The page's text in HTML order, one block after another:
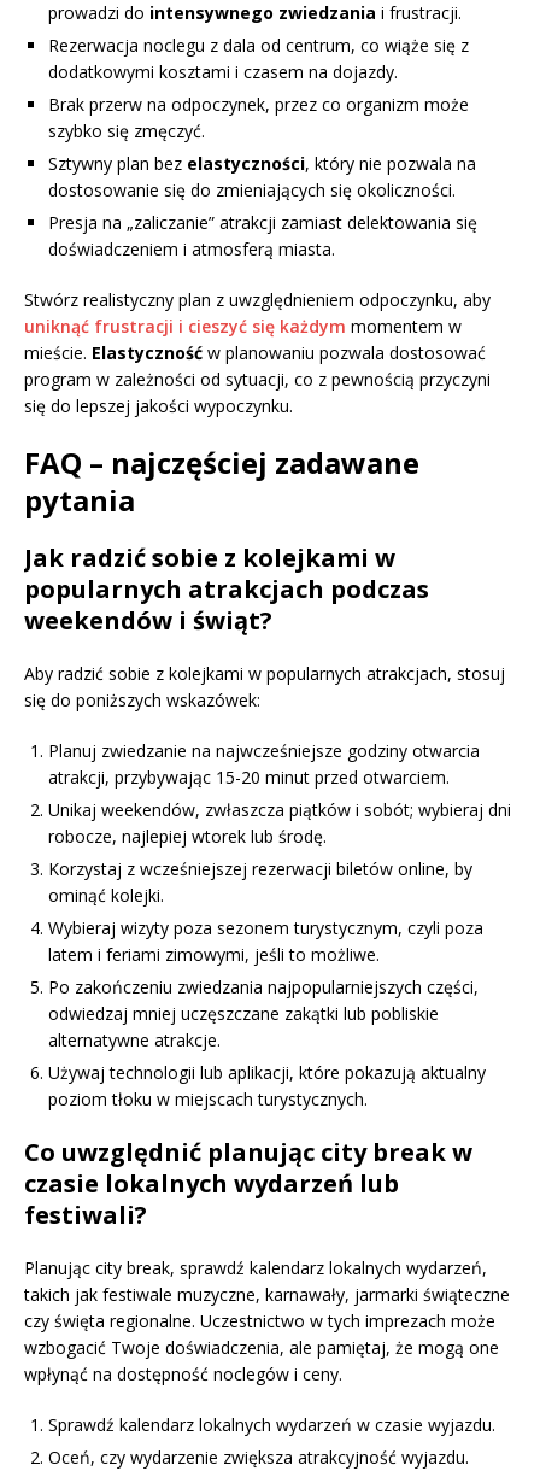
prowadzi do intensywnego zwiedzania i frustracji.
Rezerwacja noclegu z dala od centrum, co wiąże się z
dodatkowymi kosztami i czasem na dojazdy.
Brak przerw na odpoczynek, przez co organizm może
szybko się zmęczyć.
Sztywny plan bez elastyczności, który nie pozwala na
dostosowanie się do zmieniających się okoliczności.
Presja na „zaliczanie” atrakcji zamiast delektowania się
doświadczeniem i atmosferą miasta.
Stwórz realistyczny plan z uwzględnieniem odpoczynku, aby
uniknąć frustracji i cieszyć się każdym momentem w
mieście. Elastyczność w planowaniu pozwala dostosować
program w zależności od sytuacji, co z pewnością przyczyni
się do lepszej jakości wypoczynku.
FAQ – najczęściej zadawane
pytania
Jak radzić sobie z kolejkami w
popularnych atrakcjach podczas
weekendów i świąt?
Aby radzić sobie z kolejkami w popularnych atrakcjach, stosuj
się do poniższych wskazówek:
Planuj zwiedzanie na najwcześniejsze godziny otwarcia
atrakcji, przybywając 15-20 minut przed otwarciem.
Unikaj weekendów, zwłaszcza piątków i sobót; wybieraj dni
robocze, najlepiej wtorek lub środę.
Korzystaj z wcześniejszej rezerwacji biletów online, by
ominąć kolejki.
Wybieraj wizyty poza sezonem turystycznym, czyli poza
latem i feriami zimowymi, jeśli to możliwe.
Po zakończeniu zwiedzania najpopularniejszych części,
odwiedzaj mniej uczęszczane zakątki lub pobliskie
alternatywne atrakcje.
Używaj technologii lub aplikacji, które pokazują aktualny
poziom tłoku w miejscach turystycznych.
Co uwzględnić planując city break w
czasie lokalnych wydarzeń lub
festiwali?
Planując city break, sprawdź kalendarz lokalnych wydarzeń,
takich jak festiwale muzyczne, karnawały, jarmarki świąteczne
czy święta regionalne. Uczestnictwo w tych imprezach może
wzbogacić Twoje doświadczenia, ale pamiętaj, że mogą one
wpłynąć na dostępność noclegów i ceny.
Sprawdź kalendarz lokalnych wydarzeń w czasie wyjazdu.
Oceń, czy wydarzenie zwiększa atrakcyjność wyjazdu.